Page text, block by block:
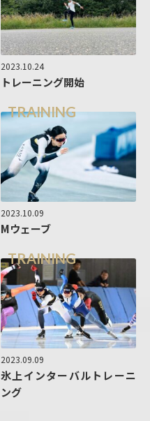
2023.10.24
トレーニング開始
TRAINING
2023.10.09
Mウェーブ
TRAINING
2023.09.09
氷上インターバルトレーニ
ング